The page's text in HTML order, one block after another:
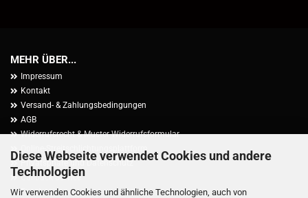
Diese Webseite verwendet Cookies und andere
Technologien
Wir verwenden Cookies und ähnliche Technologien, auch von
MEHR ÜBER...
Impressum
Kontakt
Versand- & Zahlungsbedingungen
AGB
Widerrufsrecht & Muster-Widerrufsformular
Online-Streitschlichtungsplattform
Privatsphäre und Datenschutz
Callback Service
Facebook